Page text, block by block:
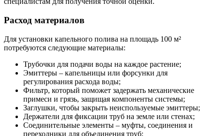
Расход материалов
Для установки капельного полива на площадь 100 м²
потребуются следующие материалы:
Трубочки для подачи воды на каждое растение;
Эмиттеры – капельницы или форсунки для
регулирования расхода воды;
Фильтр, который поможет задержать механические
примеси и грязь, защищая компоненты системы;
Заглушки, чтобы закрыть неиспользуемые эмиттеры;
Держатели для фиксации труб на земле или стенах;
Соединительные элементы – муфты, соединения и
переходники для объединения труб;